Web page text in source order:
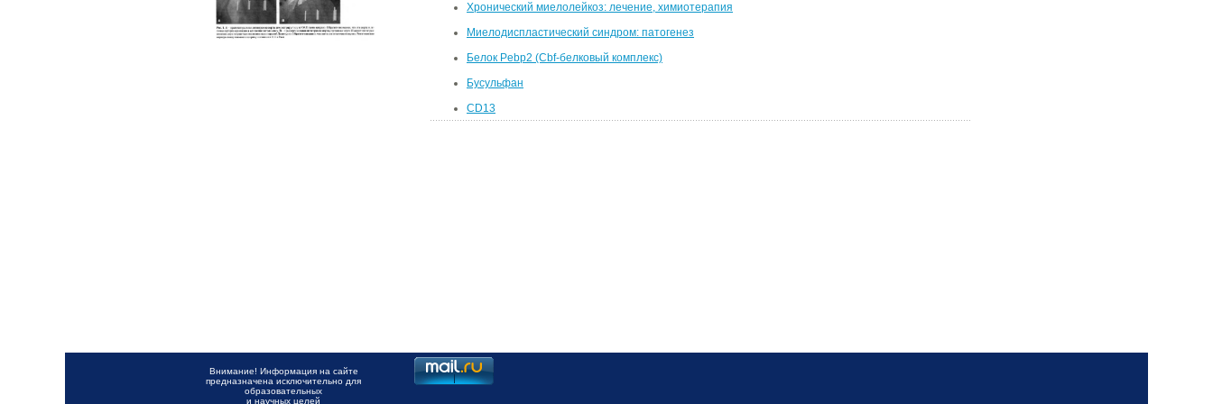
Хронический миелолейкоз: лечение, химиотерапия
Миелодиспластический синдром: патогенез
Белок Pebp2 (Cbf-белковый комплекс)
Бусульфан
CD13
Внимание! Информация на сайте
предназначена исключительно для
образовательных
и научных целей